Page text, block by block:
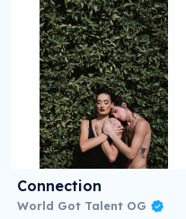
Connection
World Got Talent OG